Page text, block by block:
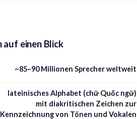
auf einen Blick
~85–90 Millionen Sprecher weltweit
lateinisches Alphabet (chữ Quốc ngữ)
mit diakritischen Zeichen zur
Kennzeichnung von Tönen und Vokalen